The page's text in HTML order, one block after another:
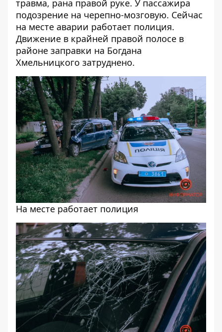
травма, рана правой руке. У пассажира
подозрение на черепно-мозговую. Сейчас
на месте аварии работает полиция.
Движение в крайней правой полосе в
районе заправки на Богдана
Хмельницкого затруднено.
На месте работает полиция